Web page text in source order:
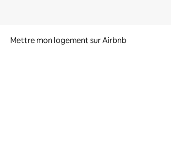
Mettre mon logement sur Airbnb